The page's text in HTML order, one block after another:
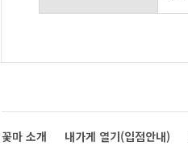
꽃마 소개 내가게 열기(입점안내)